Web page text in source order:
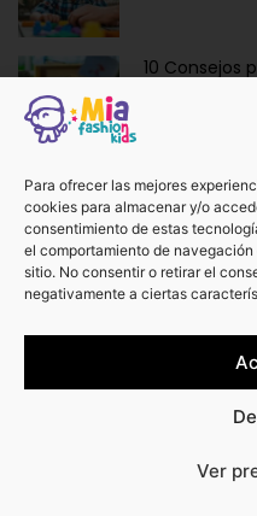
Para ofrecer las mejores
cookies para almacenar y/o
consentimiento de estas
el comportamiento de
sitio. No consentir o retirar el
negativamente a ciertas
Ver
10 Consejos
Ropa y
Nacidos: La
Pequeños.
¡No te
¿Te